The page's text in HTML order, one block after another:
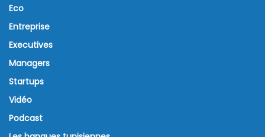
Eco
Entreprise
Executives
Managers
Startups
Vidéo
Podcast